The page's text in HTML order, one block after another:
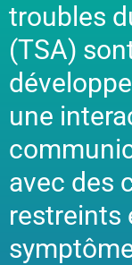
troubles
(TSA)
une
avec des
restreints